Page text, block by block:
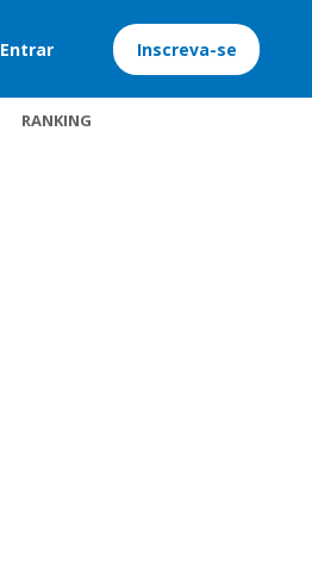
Entrar Inscreva-se
RANKING